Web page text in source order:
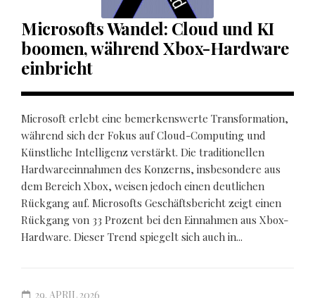
Microsofts Wandel: Cloud und KI
boomen, während Xbox-Hardware
einbricht
Microsoft erlebt eine bemerkenswerte Transformation,
während sich der Fokus auf Cloud-Computing und
Künstliche Intelligenz verstärkt. Die traditionellen
Hardwareeinnahmen des Konzerns, insbesondere aus
dem Bereich Xbox, weisen jedoch einen deutlichen
Rückgang auf. Microsofts Geschäftsbericht zeigt einen
Rückgang von 33 Prozent bei den Einnahmen aus Xbox-
Hardware. Dieser Trend spiegelt sich auch in...
29. APRIL 2026